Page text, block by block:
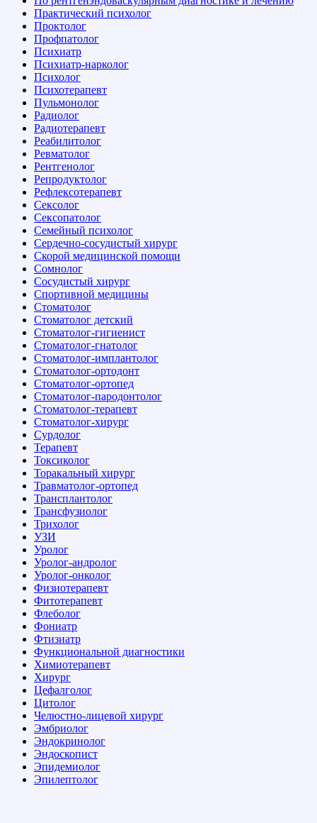
Практический психолог
Проктолог
Профпатолог
Психиатр
Психиатр-нарколог
Психолог
Психотерапевт
Пульмонолог
Радиолог
Радиотерапевт
Реабилитолог
Ревматолог
Рентгенолог
Репродуктолог
Рефлексотерапевт
Сексолог
Сексопатолог
Семейный психолог
Сердечно-сосудистый хирург
Скорой медицинской помощи
Сомнолог
Сосудистый хирург
Спортивной медицины
Стоматолог
Стоматолог детский
Стоматолог-гигиенист
Стоматолог-гнатолог
Стоматолог-имплантолог
Стоматолог-ортодонт
Стоматолог-ортопед
Стоматолог-пародонтолог
Стоматолог-терапевт
Стоматолог-хирург
Сурдолог
Терапевт
Токсиколог
Торакальный хирург
Травматолог-ортопед
Трансплантолог
Трансфузиолог
Трихолог
УЗИ
Уролог
Уролог-андролог
Уролог-онколог
Физиотерапевт
Фитотерапевт
Флеболог
Фониатр
Фтизиатр
Функциональной диагностики
Химиотерапевт
Хирург
Цефалголог
Цитолог
Челюстно-лицевой хирург
Эмбриолог
Эндокринолог
Эндоскопист
Эпидемиолог
Эпилептолог